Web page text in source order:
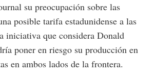
su preocupación sobre las
posible tarifa estadunidense a las
iniciativa que considera Donald
poner en riesgo su producción en
en ambos lados de la frontera.